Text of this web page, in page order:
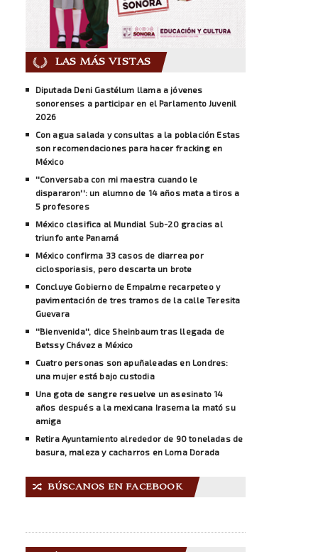
LAS MÁS VISTAS
Diputada Deni Gastélum llama a jóvenes
sonorenses a participar en el Parlamento Juvenil
2026
Con agua salada y consultas a la población Estas
son recomendaciones para hacer fracking en
México
''Conversaba con mi maestra cuando le
dispararon'': un alumno de 14 años mata a tiros a
5 profesores
México clasifica al Mundial Sub-20 gracias al
triunfo ante Panamá
México confirma 33 casos de diarrea por
ciclosporiasis, pero descarta un brote
Concluye Gobierno de Empalme recarpeteo y
pavimentación de tres tramos de la calle Teresita
Guevara
''Bienvenida'', dice Sheinbaum tras llegada de
Betssy Chávez a México
Cuatro personas son apuñaleadas en Londres:
una mujer está bajo custodia
Una gota de sangre resuelve un asesinato 14
años después a la mexicana Irasema la mató su
amiga
Retira Ayuntamiento alrededor de 90 toneladas de
basura, maleza y cacharros en Loma Dorada
🔀 BÚSCANOS EN FACEBOOK